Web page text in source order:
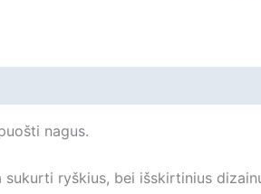
nagus.
ryškius, bei išskirtinius